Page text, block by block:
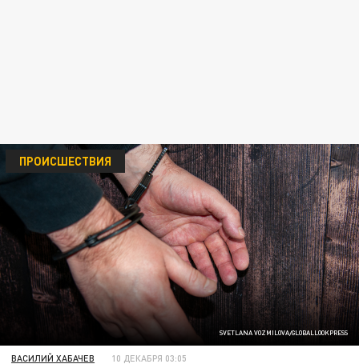
SVETLANA VOZMILOVA/GLOBALLOOKPRESS
ПРОИСШЕСТВИЯ
ВАСИЛИЙ ХАБАЧЕВ 10 ДЕКАБРЯ 03:05